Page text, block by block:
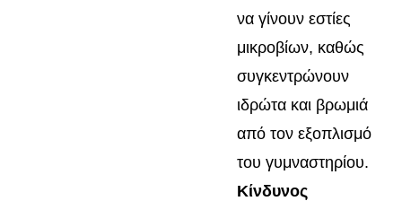
να γίνουν εστίες
μικροβίων, καθώς
συγκεντρώνουν
ιδρώτα και βρωμιά
από τον εξοπλισμό
του γυμναστηρίου.
Κίνδυνος